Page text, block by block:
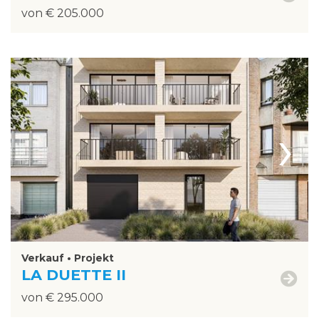
von € 205.000
›
Verkauf • Projekt
LA DUETTE II
von € 295.000